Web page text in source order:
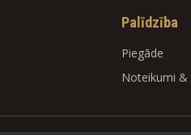
Palīdzība
Piegāde
Noteikumi &